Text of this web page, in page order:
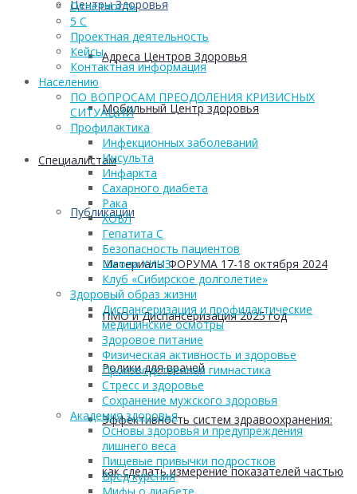
Центры Здоровья
Адреса Центров Здоровья
Мобильный Центр здоровья
Cпециалистам
Публикации
Материалы ФОРУМА 17-18 октября 2024
ПМО и Диспансеризация 2025 год
Ролики для врачей
Эффективность систем здравоохранения:
как сделать измерение показателей частью
Отчетность
5 С
Проектная деятельность
Кейсы
Контактная информация
Населению
ПО ВОПРОСАМ ПРЕОДОЛЕНИЯ КРИЗИСНЫХ
СИТУАЦИЙ
Профилактика
Инфекционных заболеваний
Инсульта
Инфаркта
Сахарного диабета
Рака
ХОБЛ
Гепатита С
Безопасность пациентов
Школа ХНИЗ
Клуб «Сибирское долголетие»
Здоровый образ жизни
Диспансеризация и профилактические
медицинские осмотры
Здоровое питание
Физическая активность и здоровье
Производственная гимнастика
Стресс и здоровье
Сохранение мужского здоровья
Академия здоровья
Основы здоровья и предупреждения
лишнего веса
Пищевые привычки подростков
Вред курения